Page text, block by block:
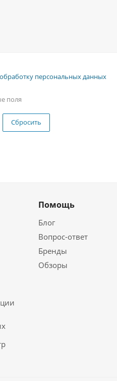
обработку персональных данных
поля
Сбросить
Помощь
Блог
Вопрос-ответ
Бренды
Обзоры